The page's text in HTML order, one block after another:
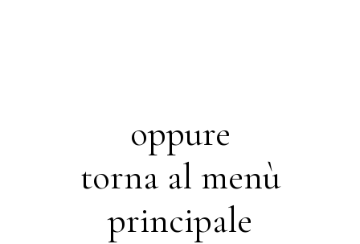
oppure
torna al menù
principale